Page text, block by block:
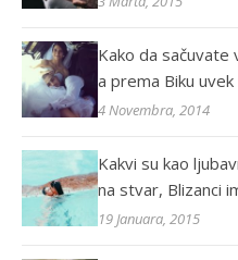
Kako da sačuvate
a prema Biku uvek
4 Novembra, 2014
Kakvi su kao
na stvar, Blizanci
19 Januara, 2015